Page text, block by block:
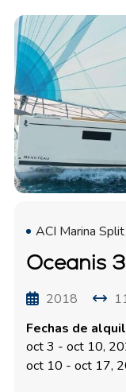
ACI Marina Split
Oceanis
2018
Fechas de
oct 3 - oct 10,
oct 10 - oct 17,